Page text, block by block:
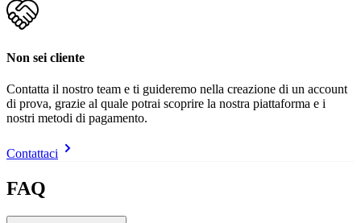
Non sei cliente
Contatta il nostro team e ti guideremo nella creazione di un account
di prova, grazie al quale potrai scoprire la nostra piattaforma e i
nostri metodi di pagamento.
Contattaci
FAQ